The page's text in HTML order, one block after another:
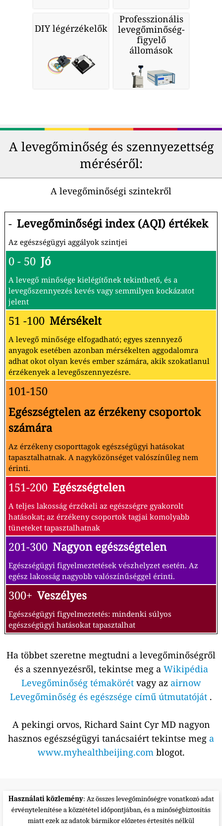
DIY légérzékelők
Professzionális
levegőminőség-
figyelő
állomások
A levegőminőség és szennyezettség
méréséről:
A levegőminőségi szintekről
- Levegőminőségi index (AQI) értékek
Az egészségügyi aggályok szintjei
0 - 50 Jó
A levegő minősége kielégítőnek tekinthető, és a
levegőszennyezés kevés vagy semmilyen kockázatot
jelent
51 -100 Mérsékelt
A levegő minősége elfogadható; egyes szennyező
anyagok esetében azonban mérsékelten aggodalomra
adhat okot olyan kevés ember számára, akik szokatlanul
érzékenyek a levegőszennyezésre.
101-150
Egészségtelen az érzékeny csoportok
számára
Az érzékeny csoporttagok egészségügyi hatásokat
tapasztalhatnak. A nagyközönséget valószínűleg nem
érinti.
151-200 Egészségtelen
A teljes lakosság érzékeli az egészségre gyakorolt
hatásokat; az érzékeny csoportok tagjai komolyabb
tüneteket tapasztalhatnak
201-300 Nagyon egészségtelen
Egészségügyi figyelmeztetések vészhelyzet esetén. Az
egész lakosság nagyobb valószínűséggel érinti.
300+ Veszélyes
Egészségügyi figyelmeztetés: mindenki súlyos
egészségügyi hatásokat tapasztalhat
Ha többet szeretne megtudni a levegőminőségről
és a szennyezésről, tekintse meg a Wikipédia
Levegőminőség témakörétvagy az airnow
Levegőminőség és egészsége című útmutatóját .
A pekingi orvos, Richard Saint Cyr MD nagyon
hasznos egészségügyi tanácsaiért tekintse meg a
www.myhealthbeijing.comblogot.
Használati közlemény: Az összes levegőminőségre vonatkozó adat
érvénytelenítése a közzététel időpontjában, és a minőségbiztosítás
miatt ezek az adatok bármikor előzetes értesítés nélkül